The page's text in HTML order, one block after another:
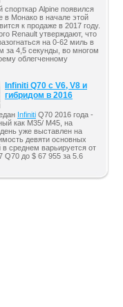
спорткар Alpine появился
в Монако в начале этой
к продаже в 2017 году.
Renault утверждают, что
на 0-62 миль в
за 4,5 секунды, во многом
облегченному
Infiniti Q70 с V6, V8 и
гибридом в 2016
Infiniti Q70 2016 года -
как M35/ M45, на
уже выставлен на
девяти основных
в среднем варьируется от
Q70 до $ 67 955 за 5.6